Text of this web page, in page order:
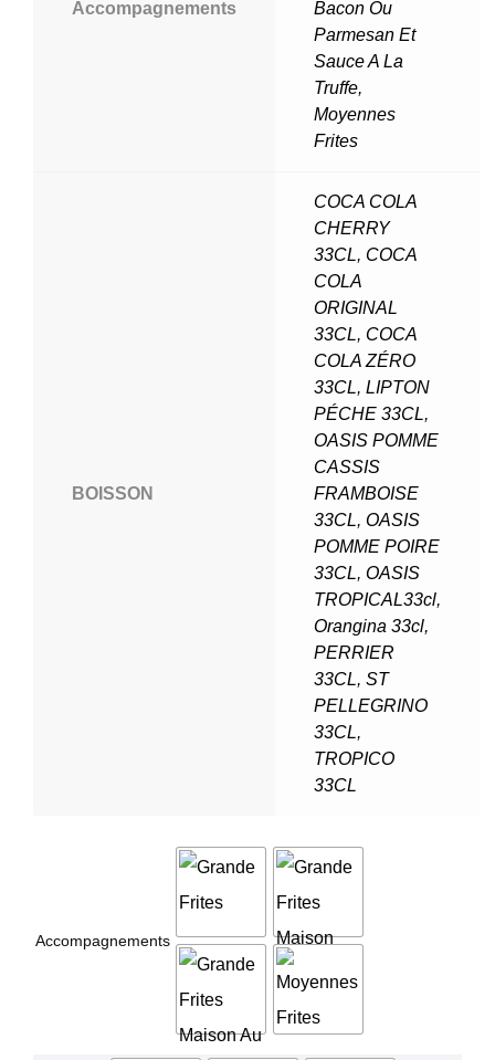
Accompagnements
Bacon Ou
Parmesan Et
Sauce A La
Truffe,
Moyennes
Frites
BOISSON
COCA COLA
CHERRY
33CL, COCA
COLA
ORIGINAL
33CL, COCA
COLA ZÉRO
33CL, LIPTON
PÉCHE 33CL,
OASIS POMME
CASSIS
FRAMBOISE
33CL, OASIS
POMME POIRE
33CL, OASIS
TROPICAL33cl,
Orangina 33cl,
PERRIER
33CL, ST
PELLEGRINO
33CL,
TROPICO
33CL
Accompagnements